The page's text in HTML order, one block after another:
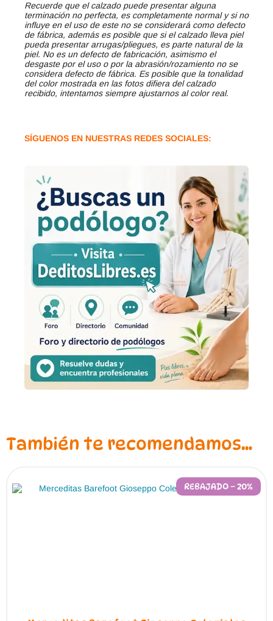
Recuerde que el calzado puede presentar alguna
terminación no perfecta, es completamente normal y si no
influye en el uso de este no se considerará como defecto
de fábrica, además es posible que si el calzado lleva piel
pueda presentar arrugas/pliegues, es parte natural de la
piel. No es un defecto de fabricación, asimismo el
desgaste por el uso o por la abrasión/rozamiento no se
considera defecto de fábrica. Es posible que la tonalidad
del color mostrada en las fotos difiera del calzado
recibido, intentamos siempre ajustarnos al color real.
SÍGUENOS EN NUESTRAS REDES SOCIALES:
También te recomendamos…
REBAJADO – 20%